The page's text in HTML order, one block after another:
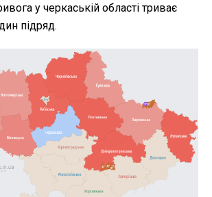
у черкаській області триває
підряд.